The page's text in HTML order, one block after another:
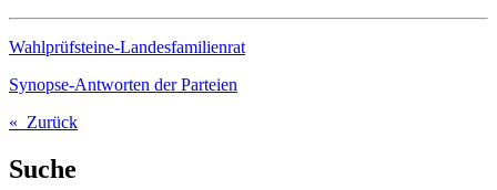
Wahlprüfsteine-Landesfamilienrat
Synopse-Antworten der Parteien
« Zurück
Suche